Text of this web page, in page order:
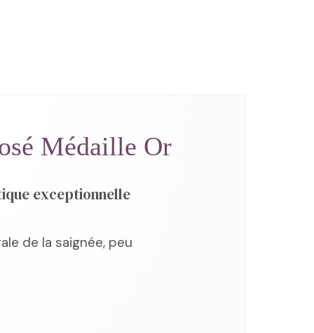
Médaille Or
exceptionnelle
de la saignée, peu